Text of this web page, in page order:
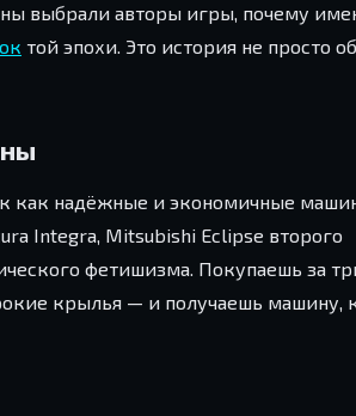
выбрали авторы игры, почему
той эпохи. Это история не просто об
как надёжные и экономичные
Integra, Mitsubishi Eclipse второго
фетишизма. Покупаешь за
крылья — и получаешь машину,